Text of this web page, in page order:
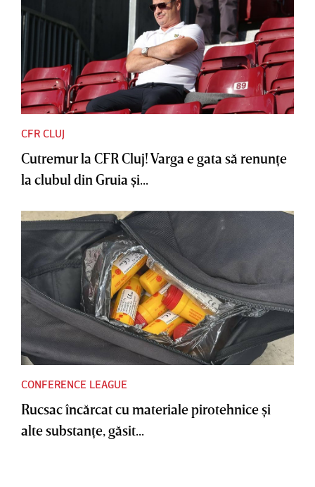
CFR CLUJ
Cutremur la CFR Cluj! Varga e gata să renunţe
la clubul din Gruia şi...
CONFERENCE LEAGUE
Rucsac încărcat cu materiale pirotehnice şi
alte substanţe, găsit...